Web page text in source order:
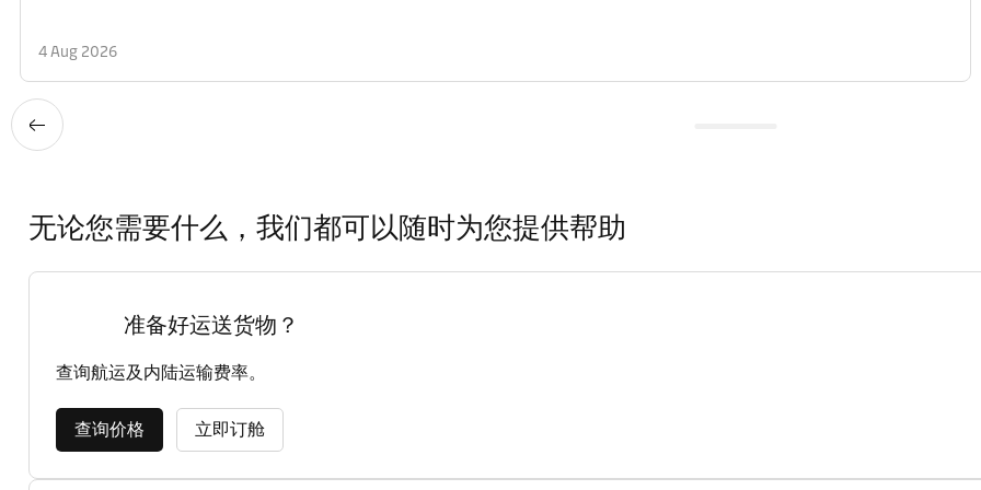
4 Aug 2026
无论您需要什么，我们都可以随时为您提供帮助
准备好运送货物？
查询航运及内陆运输费率。
查询价格 立即订舱